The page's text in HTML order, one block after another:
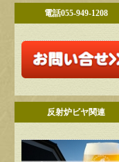
電話055-949-1208
反射炉ビヤ関連